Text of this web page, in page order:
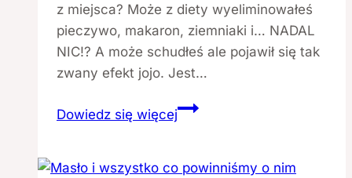
z miejsca? Może z diety wyeliminowałeś
pieczywo, makaron, ziemniaki i… NADAL
NIC!? A może schudłeś ale pojawił się tak
zwany efekt jojo. Jest…
Dowiedz się więcejDlaczego
schudnąć?